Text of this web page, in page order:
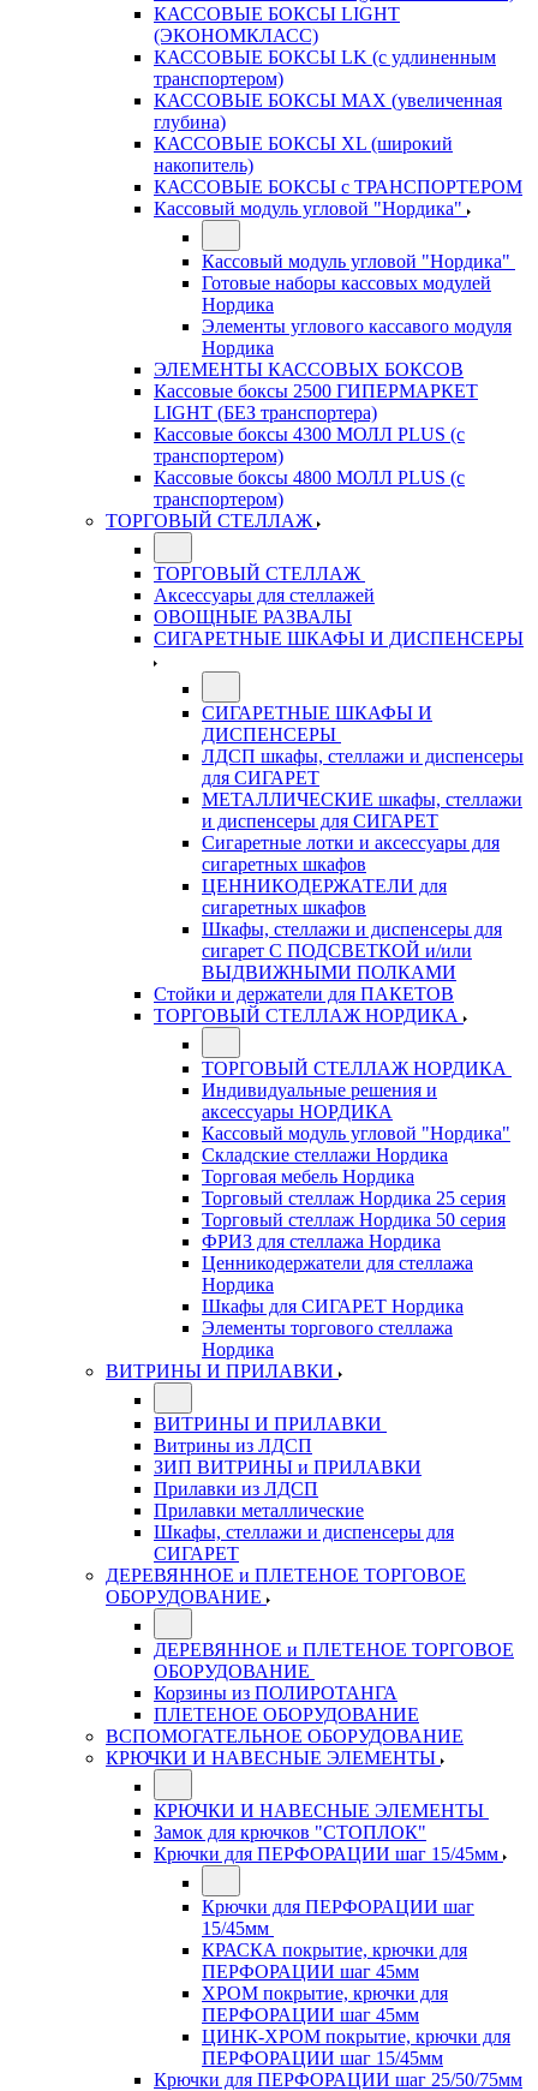
КАССОВЫЕ БОКСЫ LIGHT
(ЭКОНОМКЛАСС)
КАССОВЫЕ БОКСЫ LK (с удлиненным
транспортером)
КАССОВЫЕ БОКСЫ MAX (увеличенная
глубина)
КАССОВЫЕ БОКСЫ XL (широкий
накопитель)
КАССОВЫЕ БОКСЫ с ТРАНСПОРТЕРОМ
Кассовый модуль угловой "Нордика"
Кассовый модуль угловой "Нордика"
Готовые наборы кассовых модулей
Нордика
Элементы углового кассавого модуля
Нордика
ЭЛЕМЕНТЫ КАССОВЫХ БОКСОВ
Кассовые боксы 2500 ГИПЕРМАРКЕТ
LIGHT (БЕЗ транспортера)
Кассовые боксы 4300 МОЛЛ PLUS (с
транспортером)
Кассовые боксы 4800 МОЛЛ PLUS (с
транспортером)
ТОРГОВЫЙ СТЕЛЛАЖ
ТОРГОВЫЙ СТЕЛЛАЖ
Аксессуары для стеллажей
ОВОЩНЫЕ РАЗВАЛЫ
СИГАРЕТНЫЕ ШКАФЫ И ДИСПЕНСЕРЫ
СИГАРЕТНЫЕ ШКАФЫ И
ДИСПЕНСЕРЫ
ЛДСП шкафы, стеллажи и диспенсеры
для СИГАРЕТ
МЕТАЛЛИЧЕСКИЕ шкафы, стеллажи
и диспенсеры для СИГАРЕТ
Сигаретные лотки и аксессуары для
сигаретных шкафов
ЦЕННИКОДЕРЖАТЕЛИ для
сигаретных шкафов
Шкафы, стеллажи и диспенсеры для
сигарет С ПОДСВЕТКОЙ и/или
ВЫДВИЖНЫМИ ПОЛКАМИ
Стойки и держатели для ПАКЕТОВ
ТОРГОВЫЙ СТЕЛЛАЖ НОРДИКА
ТОРГОВЫЙ СТЕЛЛАЖ НОРДИКА
Индивидуальные решения и
аксессуары НОРДИКА
Кассовый модуль угловой "Нордика"
Складские стеллажи Нордика
Торговая мебель Нордика
Торговый стеллаж Нордика 25 серия
Торговый стеллаж Нордика 50 серия
ФРИЗ для стеллажа Нордика
Ценникодержатели для стеллажа
Нордика
Шкафы для СИГАРЕТ Нордика
Элементы торгового стеллажа
Нордика
ВИТРИНЫ И ПРИЛАВКИ
ВИТРИНЫ И ПРИЛАВКИ
Витрины из ЛДСП
ЗИП ВИТРИНЫ и ПРИЛАВКИ
Прилавки из ЛДСП
Прилавки металлические
Шкафы, стеллажи и диспенсеры для
СИГАРЕТ
ДЕРЕВЯННОЕ и ПЛЕТЕНОЕ ТОРГОВОЕ
ОБОРУДОВАНИЕ
ДЕРЕВЯННОЕ и ПЛЕТЕНОЕ ТОРГОВОЕ
ОБОРУДОВАНИЕ
Корзины из ПОЛИРОТАНГА
ПЛЕТЕНОЕ ОБОРУДОВАНИЕ
ВСПОМОГАТЕЛЬНОЕ ОБОРУДОВАНИЕ
КРЮЧКИ И НАВЕСНЫЕ ЭЛЕМЕНТЫ
КРЮЧКИ И НАВЕСНЫЕ ЭЛЕМЕНТЫ
Замок для крючков "СТОПЛОК"
Крючки для ПЕРФОРАЦИИ шаг 15/45мм
Крючки для ПЕРФОРАЦИИ шаг
15/45мм
КРАСКА покрытие, крючки для
ПЕРФОРАЦИИ шаг 45мм
ХРОМ покрытие, крючки для
ПЕРФОРАЦИИ шаг 45мм
ЦИНК-ХРОМ покрытие, крючки для
ПЕРФОРАЦИИ шаг 15/45мм
Крючки для ПЕРФОРАЦИИ шаг 25/50/75мм